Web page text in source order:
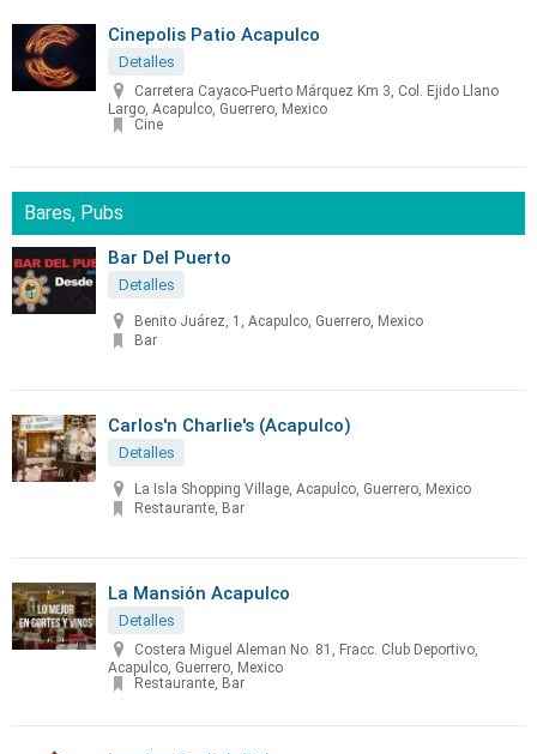
Cinepolis Patio Acapulco
Detalles
Carretera Cayaco-Puerto Márquez Km 3, Col. Ejido Llano
Largo, Acapulco, Guerrero, Mexico
Cine
Bares, Pubs
Bar Del Puerto
Detalles
Benito Juárez, 1, Acapulco, Guerrero, Mexico
Bar
Carlos'n Charlie's (Acapulco)
Detalles
La Isla Shopping Village, Acapulco, Guerrero, Mexico
Restaurante, Bar
La Mansión Acapulco
Detalles
Costera Miguel Aleman No. 81, Fracc. Club Deportivo,
Acapulco, Guerrero, Mexico
Restaurante, Bar